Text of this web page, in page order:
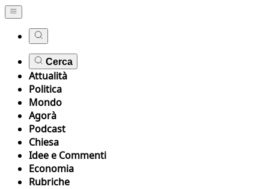
Cerca
Attualità
Politica
Mondo
Agorà
Podcast
Chiesa
Idee e Commenti
Economia
Rubriche